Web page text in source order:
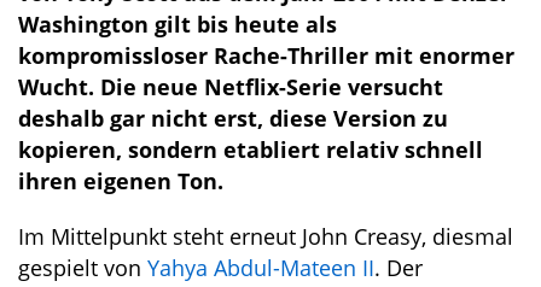
Washington gilt bis heute als
kompromissloser Rache-Thriller mit enormer
Wucht. Die neue Netflix-Serie versucht
deshalb gar nicht erst, diese Version zu
kopieren, sondern etabliert relativ schnell
ihren eigenen Ton.
Im Mittelpunkt steht erneut John Creasy, diesmal
gespielt von Yahya Abdul-Mateen II. Der